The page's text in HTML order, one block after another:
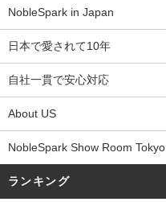
NobleSpark in Japan
日本で愛されて10年
自社一貫で安心対応
About US
NobleSpark Show Room Tokyo
ランキング